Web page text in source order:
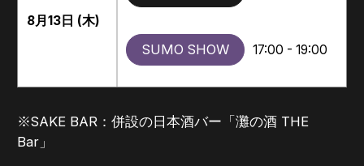
8月13日 (木)
SUMO SHOW 17:00 - 19:00
※SAKE BAR：併設の日本酒バー「灘の酒 THE
Bar」